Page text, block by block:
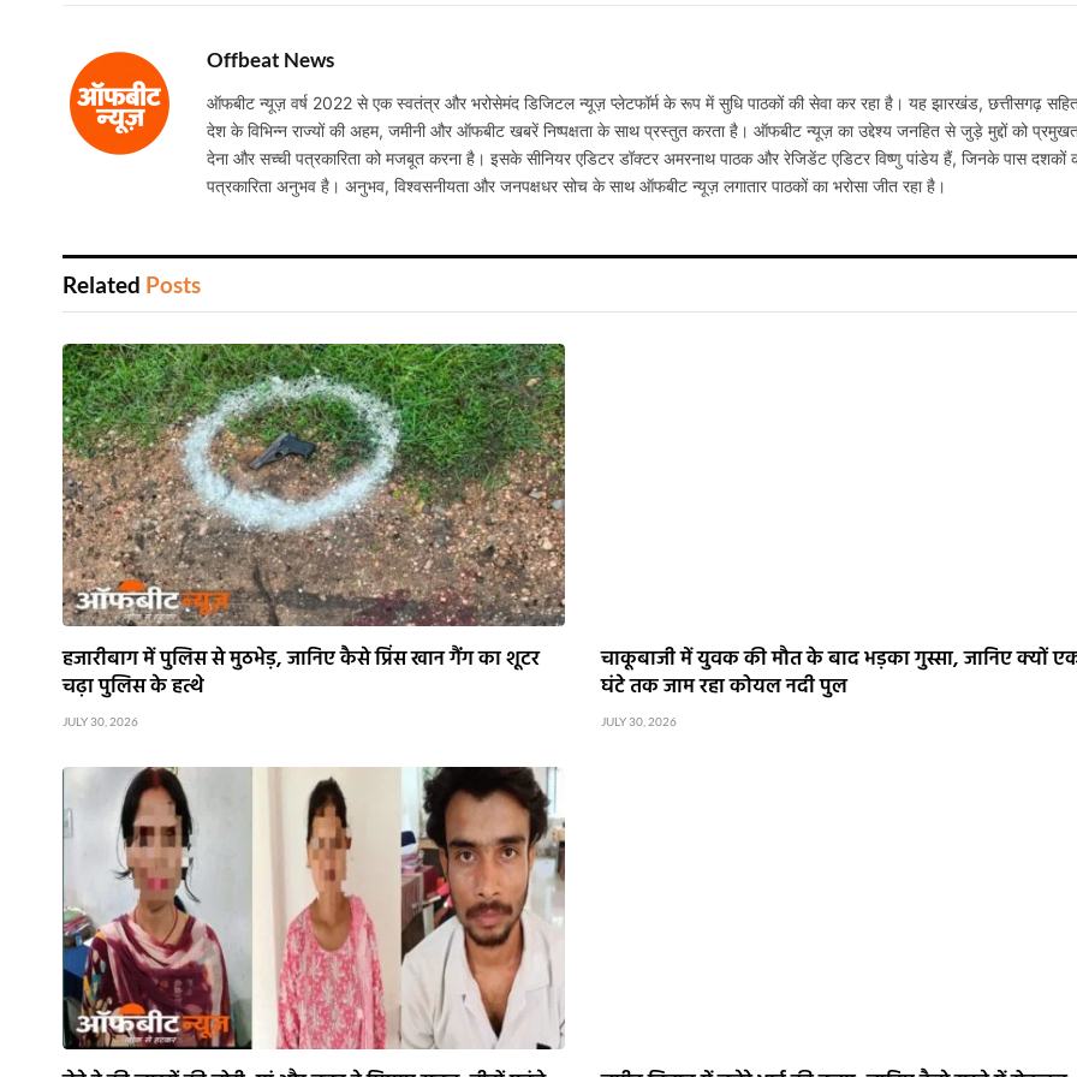
Offbeat News
ऑफबीट न्यूज़ वर्ष 2022 से एक स्वतंत्र और भरोसेमंद डिजिटल न्यूज़ प्लेटफॉर्म के रूप में सुधि पाठकों की सेवा कर रहा है। यह झारखंड, छत्तीसगढ़
देश के विभिन्न राज्यों की अहम, जमीनी और ऑफबीट खबरें निष्पक्षता के साथ प्रस्तुत करता है। ऑफबीट न्यूज़ का उद्देश्य जनहित से जुड़े मुद्दों को
देना और सच्ची पत्रकारिता को मजबूत करना है। इसके सीनियर एडिटर डॉक्टर अमरनाथ पाठक और रेजिडेंट एडिटर विष्णु पांडेय हैं, जिनके पास दशकों
पत्रकारिता अनुभव है। अनुभव, विश्वसनीयता और जनपक्षधर सोच के साथ ऑफबीट न्यूज़ लगातार पाठकों का भरोसा जीत रहा है।
Related Posts
हजारीबाग में पुलिस से मुठभेड़, जानिए कैसे प्रिंस खान गैंग का शूटर
चढ़ा पुलिस के हत्थे
JULY 30, 2026
चाकूबाजी में युवक की मौत के बाद भड़का गुस्सा, जानिए क्यों
घंटे तक जाम रहा कोयल नदी पुल
JULY 30, 2026